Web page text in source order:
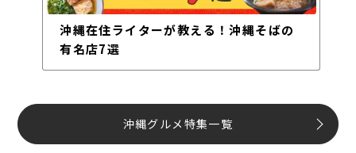
沖縄在住ライターが教える！沖縄そばの
有名店7選
沖縄グルメ特集一覧